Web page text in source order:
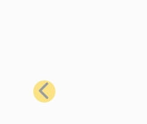
Назад